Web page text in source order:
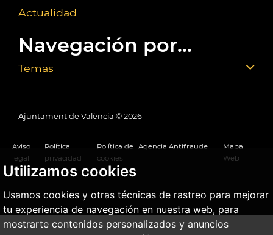
Utilizamos cookies
Usamos cookies y otras técnicas de rastreo para mejorar
tu experiencia de navegación en nuestra web, para
mostrarte contenidos personalizados y anuncios
Actualidad
Navegación por...
Temas
Ajuntament de València © 2026
Aviso
legal
Política
privacidad
Política de
cookies
Agencia Antifraude
Mapa
Web